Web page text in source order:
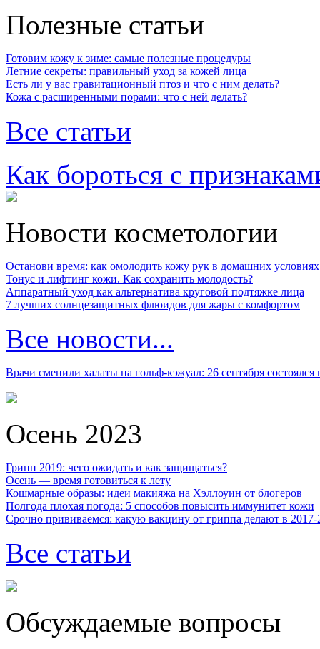
Полезные статьи
Готовим кожу к зиме: самые полезные процедуры
Летние секреты: правильный уход за кожей лица
Есть ли у вас гравитационный птоз и что с ним делать?
Кожа с расширенными порами: что с ней делать?
Все статьи
Как бороться с
Новости косметологии
Останови время: как омолодить кожу рук в домашних условиях
Тонус и лифтинг кожи. Как сохранить молодость?
Аппаратный уход как альтернатива круговой подтяжке лица
7 лучших солнцезащитных флюидов для жары с комфортом
Все новости...
Врачи сменили халаты на гольф-кэжуал: 26 сентября
Осень 2023
Грипп 2019: чего ожидать и как защищаться?
Осень — время готовиться к лету
Кошмарные образы: идеи макияжа на Хэллоуин от блогеров
Полгода плохая погода: 5 способов повысить иммунитет кожи
Срочно прививаемся: какую вакцину от гриппа делают в 2017-
Все статьи
Обсуждаемые вопросы